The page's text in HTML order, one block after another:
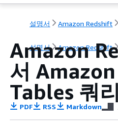
설명서 Amazon Redshift
설명서 Amazon Redshift
Amazon
서
Tables 쿼리
PDF RSS Markdown